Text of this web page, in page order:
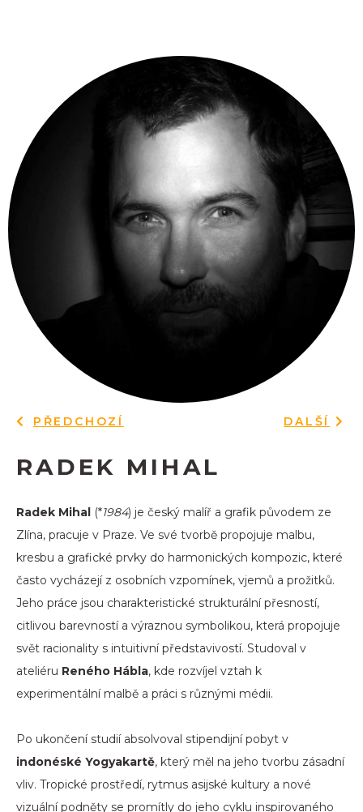
PŘEDCHOZÍ DALŠÍ
RADEK MIHAL
Radek Mihal (*1984) je český malíř a grafik původem ze
Zlína, pracuje v Praze. Ve své tvorbě propojuje malbu,
kresbu a grafické prvky do harmonických kompozic, které
často vycházejí z osobních vzpomínek, vjemů a prožitků.
Jeho práce jsou charakteristické strukturální přesností,
citlivou barevností a výraznou symbolikou, která propojuje
svět racionality s intuitivní představivostí. Studoval v
ateliéru Reného Hábla, kde rozvíjel vztah k
experimentální malbě a práci s různými médii.
Po ukončení studií absolvoval stipendijní pobyt v
indonéské Yogyakartě, který měl na jeho tvorbu zásadní
vliv. Tropické prostředí, rytmus asijské kultury a nové
vizuální podněty se promítly do jeho cyklu inspirovaného